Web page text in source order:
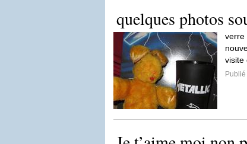
quelques photos
verre
visite